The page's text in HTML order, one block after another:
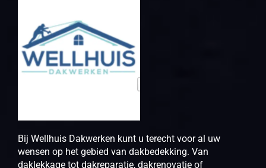
Bij Wellhuis Dakwerken kunt u terecht voor al uw
wensen op het gebied van dakbedekking. Van
daklekkage tot dakreparatie, dakrenovatie of